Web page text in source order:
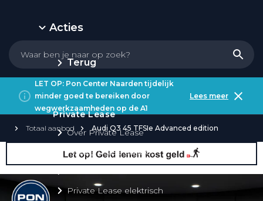
Acties
Terug
Private Lease
Over Private Lease
Private Lease aanbod
Private Lease elektrisch
LET OP: Pon Center Naarden tijdelijk
minder goed te bereiken door
wegwerkzaamheden op de A1
Lees meer
Totaal aanbod Audi Q3 45 TFSIe Advanced edition